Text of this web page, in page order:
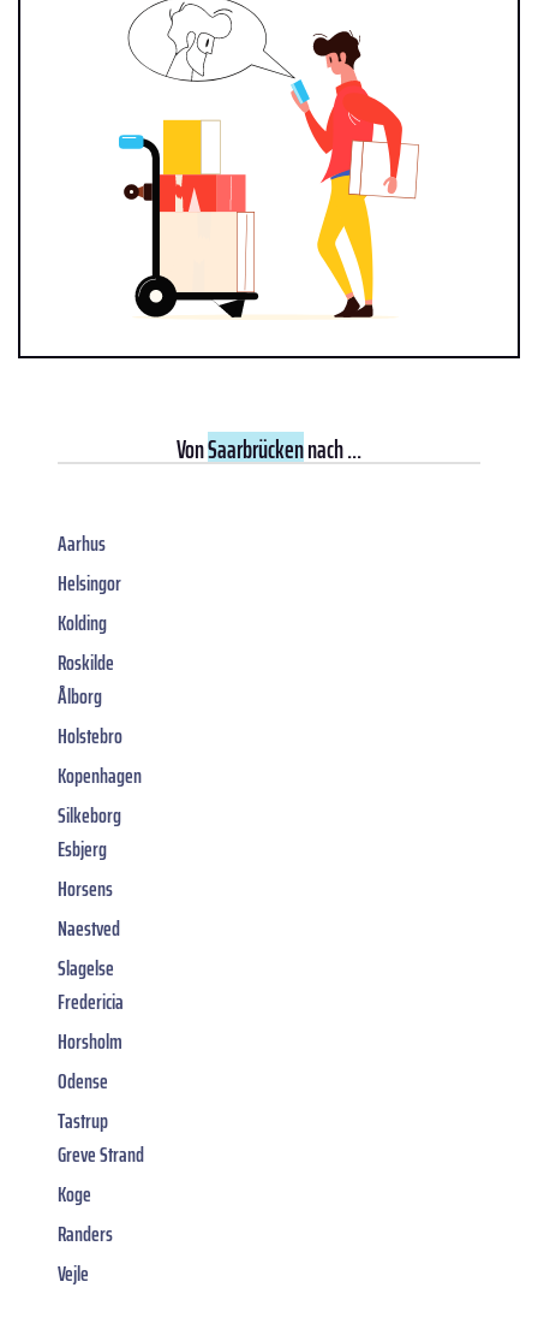
VonSaarbrückennach ...
Aarhus
Helsingor
Kolding
Roskilde
Ålborg
Holstebro
Kopenhagen
Silkeborg
Esbjerg
Horsens
Naestved
Slagelse
Fredericia
Horsholm
Odense
Tastrup
Greve Strand
Koge
Randers
Vejle